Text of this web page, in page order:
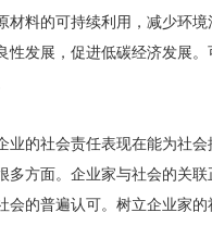
料的可持续利用，减少环
发展，促进低碳经济发展
业的社会责任表现在能为社
方面。企业家与社会的关
的普遍认可。树立企业家